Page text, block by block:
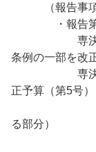
（報告事項
・報告第11
専決第15号
条例の一部を改
専決第16号
正予算（第5号）
（教
る部分）